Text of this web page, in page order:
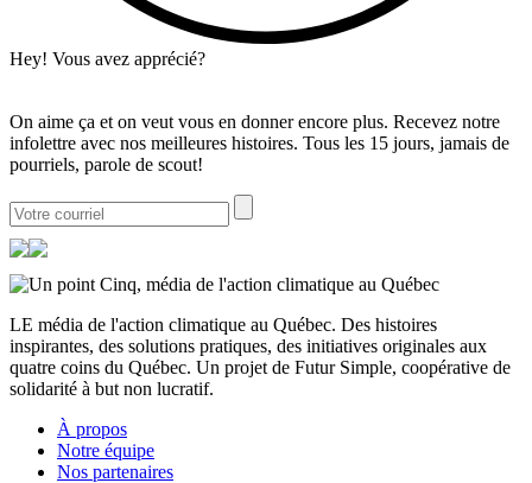
Hey! Vous avez apprécié?
On aime ça et on veut vous en donner encore plus. Recevez notre
infolettre avec nos meilleures histoires. Tous les 15 jours, jamais de
pourriels, parole de scout!
LE média de l'action climatique au Québec. Des histoires
inspirantes, des solutions pratiques, des initiatives originales aux
quatre coins du Québec. Un projet de Futur Simple, coopérative de
solidarité à but non lucratif.
À propos
Notre équipe
Nos partenaires